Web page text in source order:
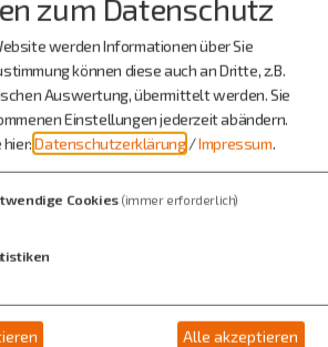
zum Datenschutz
werden Informationen über Sie
können diese auch an Dritte, z.B.
Auswertung, übermittelt werden. Sie
Einstellungen jederzeit abändern.
hier:Datenschutzerklärung /Impressum.
Cookies (immer erforderlich)
Alle akzeptieren